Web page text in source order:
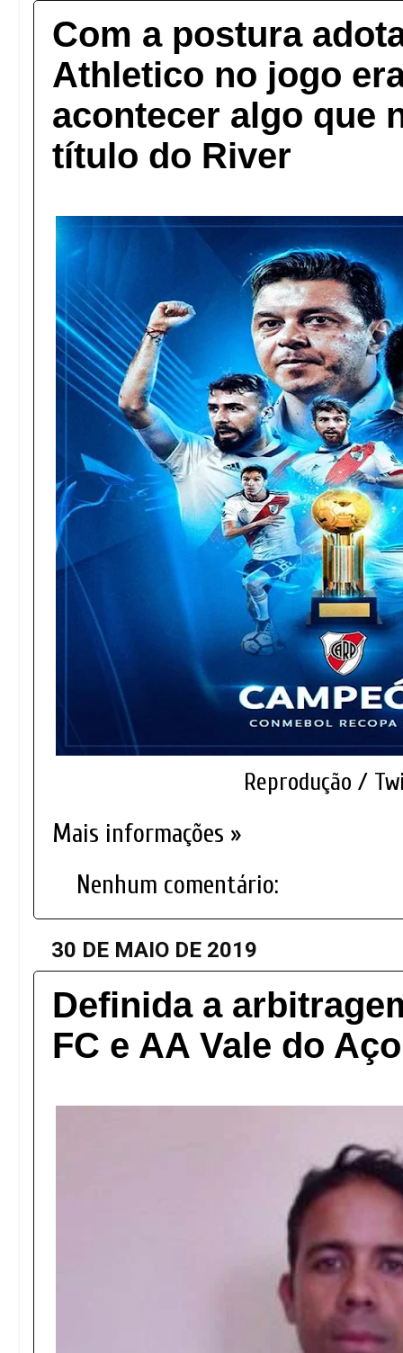
Com a postura
Athletico no jogo
acontecer algo que
título do River
Reprodução /
Mais informações »
Nenhum comentário:
30 DE MAIO DE 2019
Definida a
FC e AA Vale do Aço